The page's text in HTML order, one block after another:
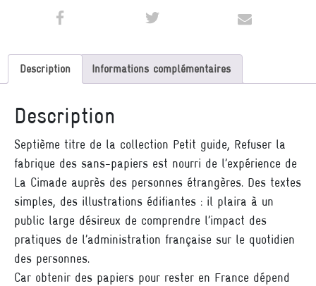
Description Informations complémentaires
Description
Septième titre de la collection Petit guide, Refuser la
fabrique des sans-papiers est nourri de l’expérience de
La Cimade auprès des personnes étrangères. Des textes
simples, des illustrations édifiantes : il plaira à un
public large désireux de comprendre l’impact des
pratiques de l’administration française sur le quotidien
des personnes.
Car obtenir des papiers pour rester en France dépend